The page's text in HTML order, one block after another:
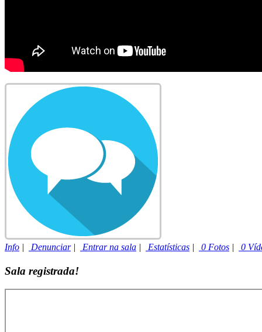
Info | Denunciar| Entrar na sala | Estatísticas | 0 Fotos | 0
Sala registrada!